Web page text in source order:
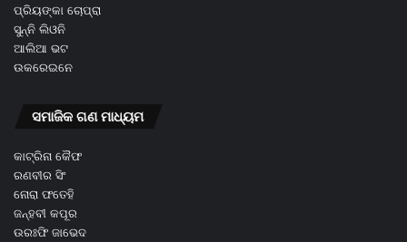
ପ୍ରିୟଙ୍କା ଚୋପ୍ରା
ସୁନ୍ନି ଲିଓନି
ଆଲିଆ ଭଟ
ଉକରେଇନେ
ସମାଜିକ ଗଣ ମାଧ୍ୟମ
କାଟ୍ରିନା କୈଫ
ରଣବୀର ସିଂ
ନୋରା ଫତେହି
ଜନ୍ହବୀ କପୂର
ଉରଃଫି ଜାଭେଦ